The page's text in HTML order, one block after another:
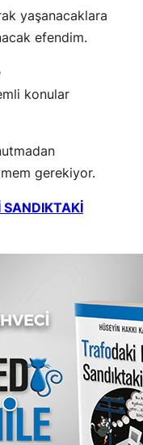
yaşanacaklara
efendim.
konular
gerekiyor.
SANDIKTAKİ